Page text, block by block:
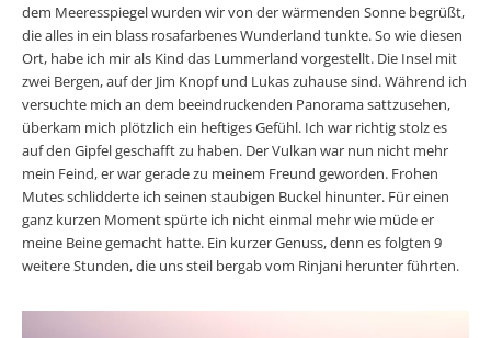
dem Meeresspiegel wurden wir von der wärmenden Sonne begrüßt,
die alles in ein blass rosafarbenes Wunderland tunkte. So wie diesen
Ort, habe ich mir als Kind das Lummerland vorgestellt. Die Insel mit
zwei Bergen, auf der Jim Knopf und Lukas zuhause sind. Während ich
versuchte mich an dem beeindruckenden Panorama sattzusehen,
überkam mich plötzlich ein heftiges Gefühl. Ich war richtig stolz es
auf den Gipfel geschafft zu haben. Der Vulkan war nun nicht mehr
mein Feind, er war gerade zu meinem Freund geworden. Frohen
Mutes schlidderte ich seinen staubigen Buckel hinunter. Für einen
ganz kurzen Moment spürte ich nicht einmal mehr wie müde er
meine Beine gemacht hatte. Ein kurzer Genuss, denn es folgten 9
weitere Stunden, die uns steil bergab vom Rinjani herunter führten.